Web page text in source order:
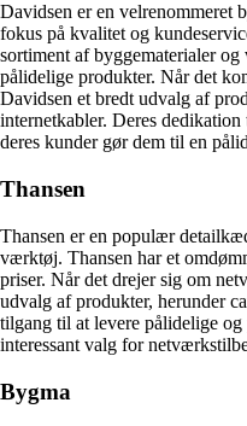
Davidsen er en velrenommeret
fokus på kvalitet og
sortiment af byggematerialer
pålidelige produkter. Når det
Davidsen et bredt udvalg af
internetkabler. Deres
deres kunder gør dem til en
Thansen
Thansen er en populær
værktøj. Thansen har et
priser. Når det drejer sig om
udvalg af produkter, herunder
tilgang til at levere pålidelige
interessant valg for
Bygma